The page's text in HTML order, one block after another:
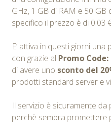
GHz, 1 GB di RAM e 50
specifico il prezzo è di 0.03
E’ attiva in questi giorni
con grazie al Promo Code:
di avere uno sconto del
prodotti standard server e
Il servizio è sicuramente
perchè sembra promettere